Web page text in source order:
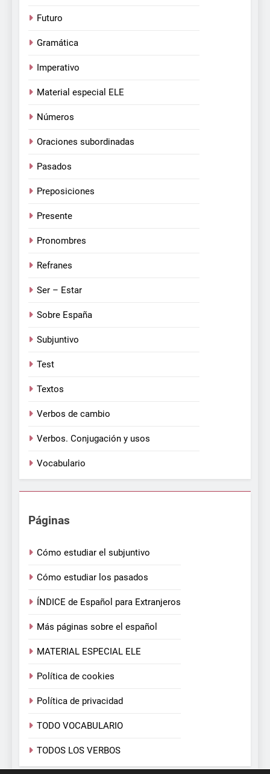
Futuro
Gramática
Imperativo
Material especial ELE
Números
Oraciones subordinadas
Pasados
Preposiciones
Presente
Pronombres
Refranes
Ser – Estar
Sobre España
Subjuntivo
Test
Textos
Verbos de cambio
Verbos. Conjugación y usos
Vocabulario
Páginas
Cómo estudiar el subjuntivo
Cómo estudiar los pasados
ÍNDICE de Español para Extranjeros
Más páginas sobre el español
MATERIAL ESPECIAL ELE
Política de cookies
Política de privacidad
TODO VOCABULARIO
TODOS LOS VERBOS